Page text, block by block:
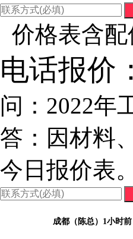
价格表含
电话报价：
问：2022年
答：因材料
今日报价表。
成都（陈总）1小时前